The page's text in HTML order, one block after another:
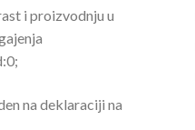
i proizvodnju u
na deklaraciji na